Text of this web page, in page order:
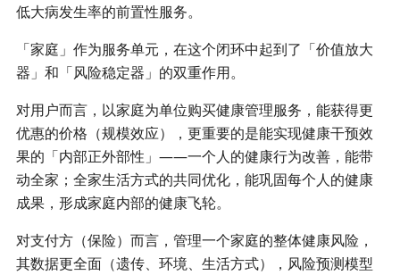
低大病发生率的前置性服务。
「家庭」作为服务单元，在这个闭环中起到了「价值放大
器」和「风险稳定器」的双重作用。
对用户而言，以家庭为单位购买健康管理服务，能获得更
优惠的价格（规模效应），更重要的是能实现健康干预效
果的「内部正外部性」——一个人的健康行为改善，能带
动全家；全家生活方式的共同优化，能巩固每个人的健康
成果，形成家庭内部的健康飞轮。
对支付方（保险）而言，管理一个家庭的整体健康风险，
其数据更全面（遗传、环境、生活方式），风险预测模型